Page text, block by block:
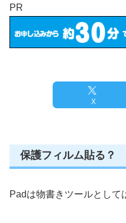
PR
X
保護フィルム貼る？
Padは物書きツールとして